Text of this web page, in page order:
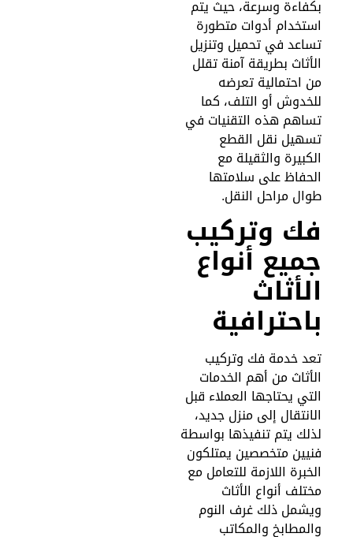
وسرعة، حيث يتم
أدوات متطورة
في تحميل وتنزيل
بطريقة آمنة تقلل
احتمالية تعرضه
أو التلف، كما
هذه التقنيات في
نقل القطع
والثقيلة مع
على سلامتها
مراحل النقل.
وتركيب
أنواع
خدمة فك وتركيب
من أهم الخدمات
يحتاجها العملاء قبل
إلى منزل جديد،
يتم تنفيذها بواسطة
متخصصين يمتلكون
اللازمة للتعامل مع
أنواع الأثاث
ذلك غرف النوم
والمكاتب